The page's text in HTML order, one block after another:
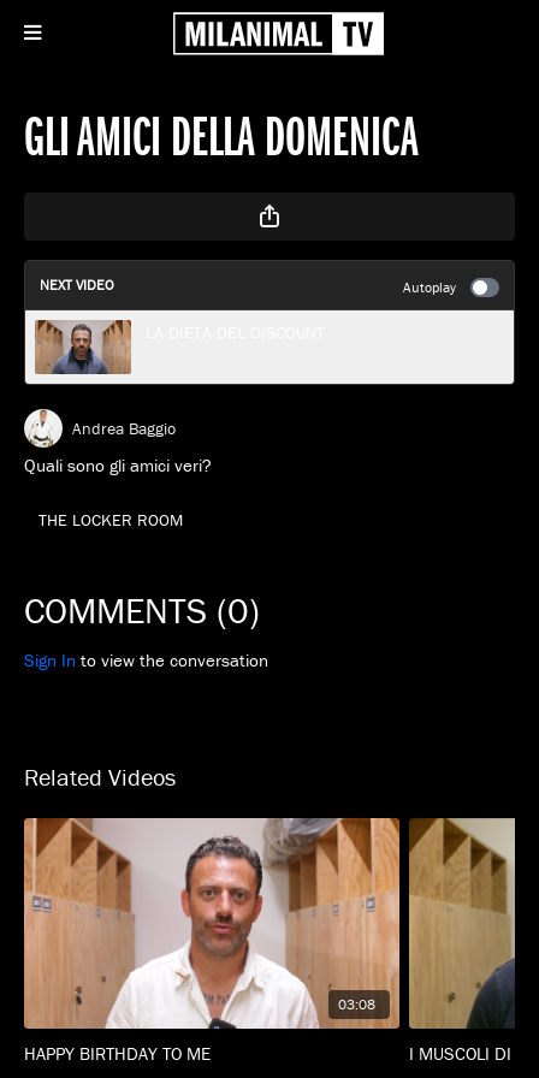
GLI AMICI DELLA DOMENICA
NEXT VIDEO Autoplay
Andrea Baggio
Quali sono gli amici veri?
THE LOCKER ROOM
COMMENTS (0)
Sign In to view the conversation
Related Videos
03:08
HAPPY BIRTHDAY TO ME I MUSCOLI DI